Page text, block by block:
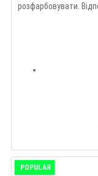
розфарбовувати.
POPULAR